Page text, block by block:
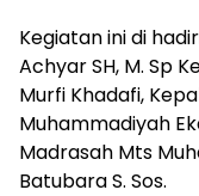
Kegiatan ini di
Achyar SH, M. Sp
Murfi Khadafi,
Muhammadiyah
Madrasah Mts
Batubara S. Sos.